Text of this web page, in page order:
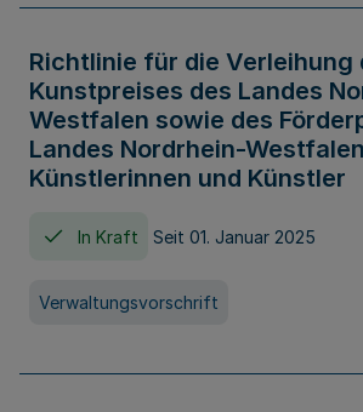
Richtlinie für die Verleihung
Kunstpreises des Landes
Westfalen sowie des
Landes Nordrhein-
Künstlerinnen und Künstler
In Kraft Seit 01. Januar 2025
Verwaltungsvorschrift